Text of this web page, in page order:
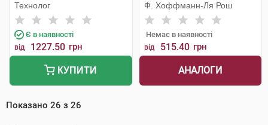
Технолог
Є в наявності
від 1227.50 грн
КУПИТИ
Ф. Хоффманн-Ля Рош
Немає в наявності
від 515.40 грн
АНАЛОГИ
Показано 26 з 26